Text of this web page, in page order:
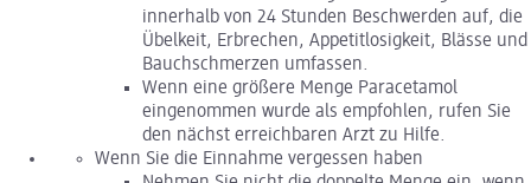
innerhalb von 24 Stunden Beschwerden auf, die
Übelkeit, Erbrechen, Appetitlosigkeit, Blässe und
Bauchschmerzen umfassen.
Wenn eine größere Menge Paracetamol
eingenommen wurde als empfohlen, rufen Sie
den nächst erreichbaren Arzt zu Hilfe.
Wenn Sie die Einnahme vergessen haben